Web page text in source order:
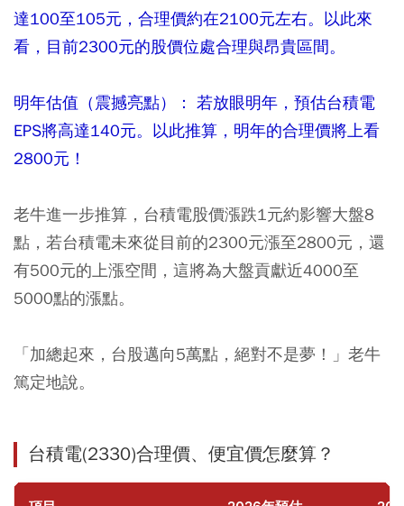
達100至105元，合理價約在2100元左右。以此來
看，目前2300元的股價位處合理與昂貴區間。
明年估值（震撼亮點）： 若放眼明年，預估台積電
EPS將高達140元。以此推算，明年的合理價將上看
2800元！
老牛進一步推算，台積電股價漲跌1元約影響大盤8
點，若台積電未來從目前的2300元漲至2800元，還
有500元的上漲空間，這將為大盤貢獻近4000至
5000點的漲點。
「加總起來，台股邁向5萬點，絕對不是夢！」老牛
篤定地說。
台積電(2330)合理價、便宜價怎麼算？